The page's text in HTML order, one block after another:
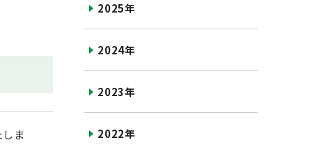
ま
2025年
2024年
2023年
2022年